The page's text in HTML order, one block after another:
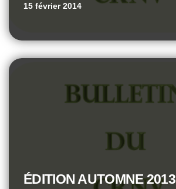
15 février 2014
ÉDITION AUTOMNE 2013